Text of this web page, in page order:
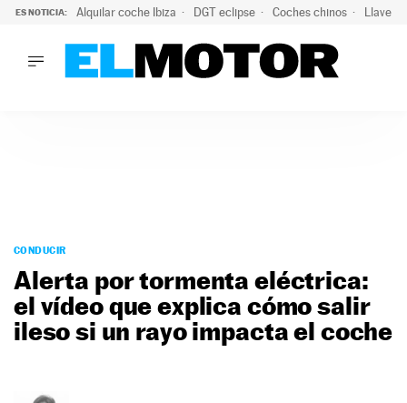
ES NOTICIA: Alquilar coche Ibiza DGT eclipse Coches chinos Llaves
PODCAST
MOTOS
TECNOLOGÍA
SUPERCOCHES
SERVICIOS
CONDUCIR
Alerta por tormenta eléctrica:
el vídeo que explica cómo salir
ileso si un rayo impacta el coche